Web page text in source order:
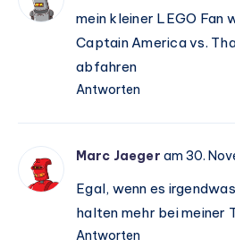
mein kleiner LEGO Fan
Captain America vs.
abfahren
Antworten
Marc Jaeger am 30.
Egal, wenn es
halten mehr bei meiner
Antworten